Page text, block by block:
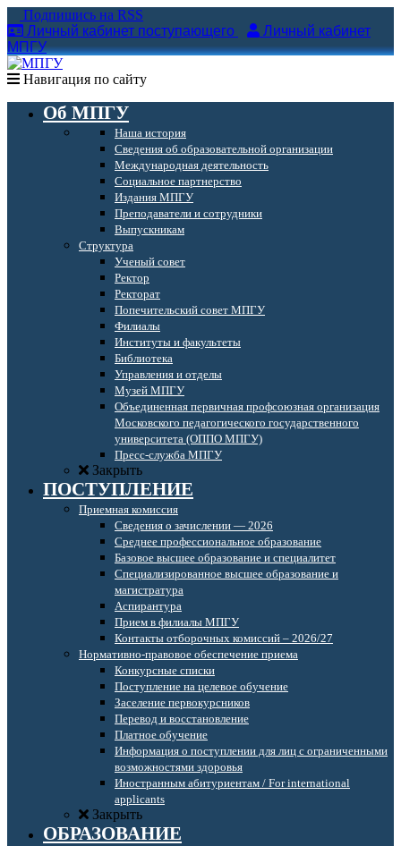
Подпишись на RSS
Личный кабинет поступающего
Личный кабинет
МПГУ
Навигация по сайту
Об МПГУ
Наша история
Сведения об образовательной организации
Международная деятельность
Социальное партнерство
Издания МПГУ
Преподаватели и сотрудники
Выпускникам
Структура
Ученый совет
Ректор
Ректорат
Попечительский совет МПГУ
Филиалы
Институты и факультеты
Библиотека
Управления и отделы
Музей МПГУ
Объединенная первичная профсоюзная организация
Московского педагогического государственного
университета (ОППО МПГУ)
Пресс-служба МПГУ
Закрыть
ПОСТУПЛЕНИЕ
Приемная комиссия
Сведения о зачислении — 2026
Среднее профессиональное образование
Базовое высшее образование и специалитет
Специализированное высшее образование и
магистратура
Аспирантура
Прием в филиалы МПГУ
Контакты отборочных комиссий – 2026/27
Нормативно-правовое обеспечение приема
Конкурсные списки
Поступление на целевое обучение
Заселение первокурсников
Перевод и восстановление
Платное обучение
Информация о поступлении для лиц с ограниченными
возможностями здоровья
Иностранным абитуриентам / For international
applicants
Закрыть
ОБРАЗОВАНИЕ